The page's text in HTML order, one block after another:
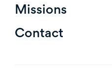
Missions
Contact